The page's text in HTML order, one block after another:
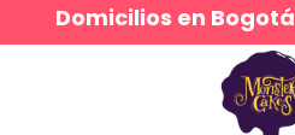
Domicilios en Bogotá